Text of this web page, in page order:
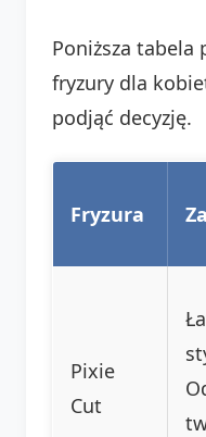
Poniższa
fryzury dla
podjąć decyzję.
Fryzura
Pixie
Cut